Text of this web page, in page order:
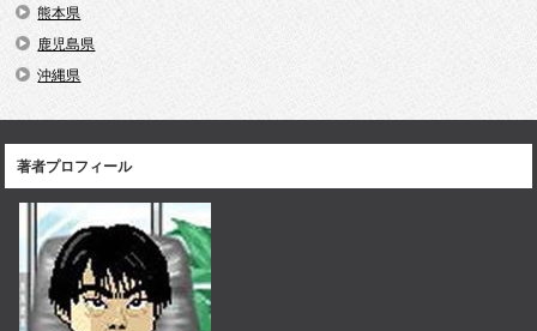
熊本県
鹿児島県
沖縄県
著者プロフィール